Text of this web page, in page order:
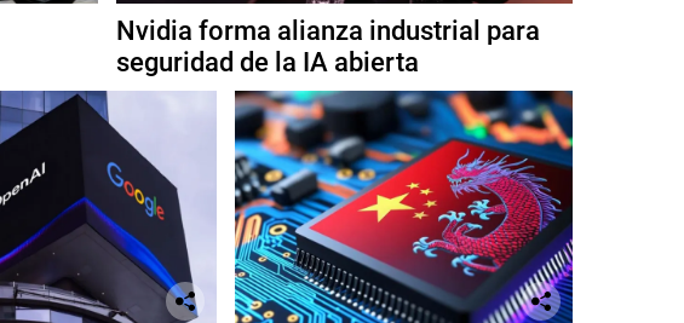
Nvidia forma alianza industrial para
seguridad de la IA abierta